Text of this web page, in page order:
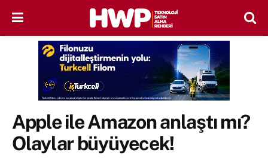
Apple ile Amazon anlaştı mı?
Olaylar büyüyecek!